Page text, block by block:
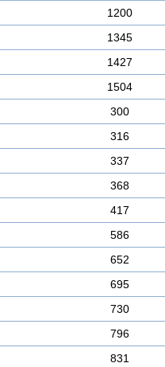
1200
1345
1427
1504
300
316
337
368
417
586
652
695
730
796
831